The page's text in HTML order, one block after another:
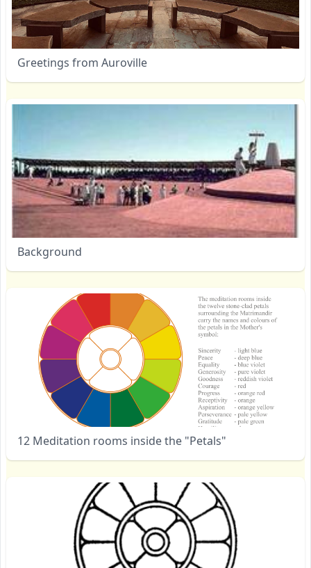
Greetings from Auroville
Background
12 Meditation rooms inside the "Petals"